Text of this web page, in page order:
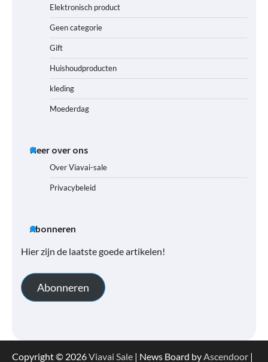
Elektronisch product
Geen categorie
Gift
Huishoudproducten
kleding
Moederdag
Meer over ons
Over Viavai-sale
Privacybeleid
Abonneren
Hier zijn de laatste goede artikelen!
Abonneren
Copyright © 2026Viavai Sale | News Board by Ascendoor |